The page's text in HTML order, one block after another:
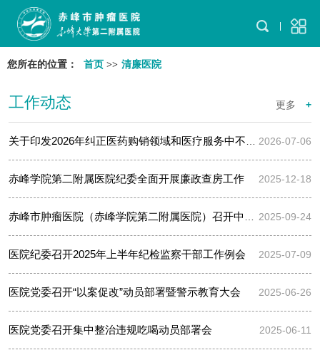
您所在的位置： 首页 >> 清廉医院
工作动态 更多+
2026-07-06
关于印发2026年纠正医药购销领域和医疗服务中不正之风工作要点的…
2025-12-18
赤峰学院第二附属医院纪委全面开展廉政查房工作
2025-09-24
赤峰市肿瘤医院（赤峰学院第二附属医院）召开中层干部任前集体廉…
2025-07-09
医院纪委召开2025年上半年纪检监察干部工作例会
2025-06-26
医院党委召开“以案促改”动员部署暨警示教育大会
2025-06-11
医院党委召开集中整治违规吃喝动员部署会